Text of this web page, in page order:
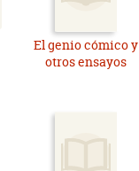
El genio cómico y
otros ensayos